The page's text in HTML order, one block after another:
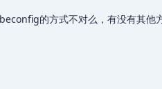
的方式不对么，有没有其他方